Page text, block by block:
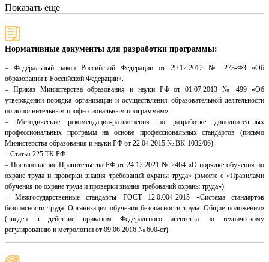
Показать еще
Нормативные документы для разработки программы:
– Федеральный закон Российской Федерации от 29.12.2012 № 273-ФЗ «Об
образовании в Российской Федерации».
– Приказ Министерства образования и науки РФ от 01.07.2013 № 499 «Об
утверждении порядка организации и осуществления образовательной деятельности
по дополнительным профессиональным программам».
– Методические рекомендации-разъяснения по разработке дополнительных
профессиональных программ на основе профессиональных стандартов (письмо
Министерства образования и науки РФ от 22.04.2015 № ВК-1032/06).
– Статья 225 ТК РФ.
– Постановление Правительства РФ от 24.12.2021 № 2464 «О порядке обучения по
охране труда и проверки знания требований охраны труда» (вместе с «Правилами
обучения по охране труда и проверки знания требований охраны труда»).
– Межгосударственные стандарты ГОСТ 12.0.004-2015 «Система стандартов
безопасности труда. Организация обучения безопасности труда. Общие положения»
(введен в действие приказом Федерального агентства по техническому
регулированию и метрологии от 09.06.2016 № 600-ст).